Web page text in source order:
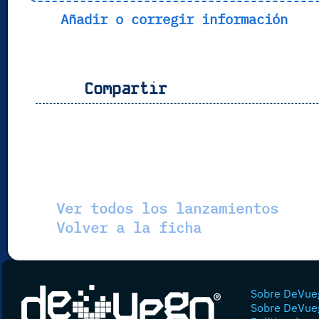
Añadir o corregir información
Compartir
Ver todos los lanzamientos
Volver a la ficha
Sobre
Sobre